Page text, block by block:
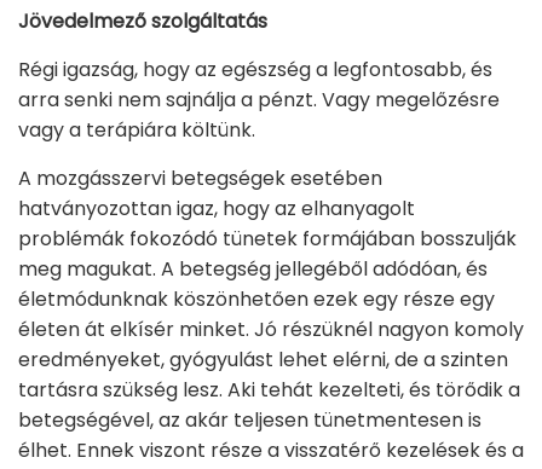
Jövedelmező szolgáltatás
Régi igazság, hogy az egészség a legfontosabb, és
arra senki nem sajnálja a pénzt. Vagy megelőzésre
vagy a terápiára költünk.
A mozgásszervi betegségek esetében
hatványozottan igaz, hogy az elhanyagolt
problémák fokozódó tünetek formájában bosszulják
meg magukat. A betegség jellegéből adódóan, és
életmódunknak köszönhetően ezek egy része egy
életen át elkísér minket. Jó részüknél nagyon komoly
eredményeket, gyógyulást lehet elérni, de a szinten
tartásra szükség lesz. Aki tehát kezelteti, és törődik a
betegségével, az akár teljesen tünetmentesen is
élhet. Ennek viszont része a visszatérő kezelések és a